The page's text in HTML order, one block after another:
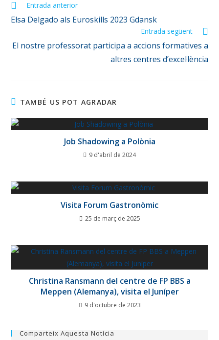
Entrada anterior
Elsa Delgado als Euroskills 2023 Gdansk
Entrada següent
El nostre professorat participa a accions formatives a
altres centres d’excel·lència
TAMBÉ US POT AGRADAR
Job Shadowing a Polònia
9 d'abril de 2024
Visita Forum Gastronòmic
25 de març de 2025
Christina Ransmann del centre de FP BBS a
Meppen (Alemanya), visita el Juníper
9 d'octubre de 2023
Comparteix Aquesta Notícia